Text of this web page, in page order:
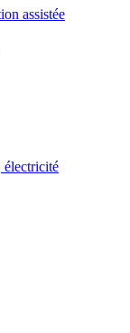
assistée